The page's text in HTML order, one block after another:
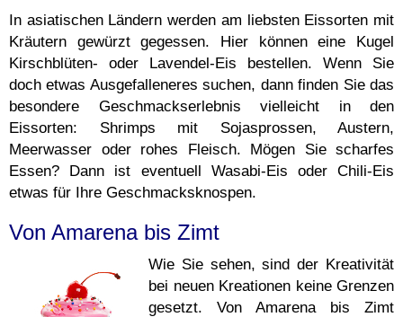
In asiatischen Ländern werden am liebsten Eissorten mit
Kräutern gewürzt gegessen. Hier können eine Kugel
Kirschblüten- oder Lavendel-Eis bestellen. Wenn Sie
doch etwas Ausgefalleneres suchen, dann finden Sie das
besondere Geschmackserlebnis vielleicht in den
Eissorten: Shrimps mit Sojasprossen, Austern,
Meerwasser oder rohes Fleisch. Mögen Sie scharfes
Essen? Dann ist eventuell Wasabi-Eis oder Chili-Eis
etwas für Ihre Geschmacksknospen.
Von Amarena bis Zimt
Wie Sie sehen, sind der Kreativität
bei neuen Kreationen keine Grenzen
gesetzt. Von Amarena bis Zimt